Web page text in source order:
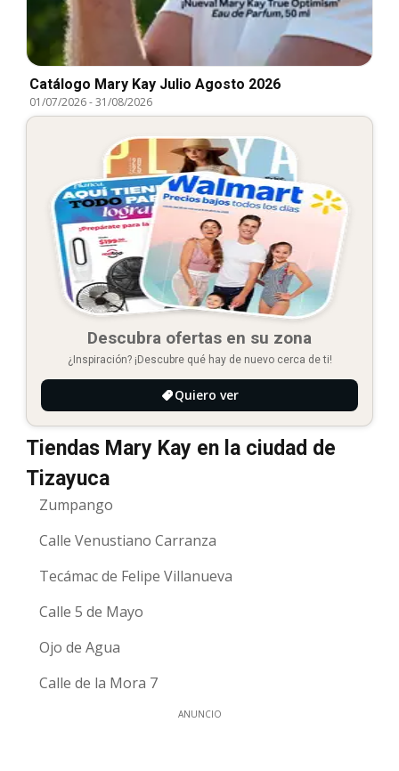
Catálogo Mary Kay Julio Agosto 2026
01/07/2026-31/08/2026
Descubra ofertas en su zona
¿Inspiración? ¡Descubre qué hay de nuevo cerca de ti!
Quiero ver
Tiendas Mary Kay en la ciudad de
Tizayuca
Zumpango
Calle Venustiano Carranza
Tecámac de Felipe Villanueva
Calle 5 de Mayo
Ojo de Agua
Calle de la Mora 7
ANUNCIO